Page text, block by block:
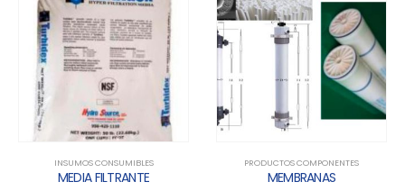
INSUMOS CONSUMIBLES
MEDIA FILTRANTE
PRODUCTOS COMPONENTES
MEMBRANAS